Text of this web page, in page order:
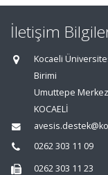
İletişim
Kocaeli
Birimi
Umuttepe
KOCAELİ
0262 303 11 09
0262 303 11 23